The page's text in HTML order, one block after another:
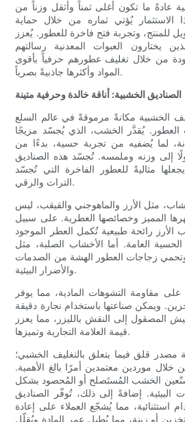
عادةً ما تكون أغلى ثمناً وأثقل وزناً من
الاستثمار يُؤتي ثماره من خلال حماية
وتجربة فتح فاخرة للعطور. يُعزز
يختارون العبوات المعدنية رسالتهم
من خلال تغليف عطورهم حرفياً بأقوى
المواد وأكثرها جاذبيةً بصرياً.
الصناديق الخشبية: أناقة خالدة وحرفية متينة
الخشبية مكانةً مرموقةً في عالم السلع
العطور. يُقدَّر الخشب، الذي يُجسّد مزيجًا
لما يُضفيه من تجربة حسية، بدءًا من
إلى وزنه وملمسه. تُجسّد هذه الصناديق
مثاليةً للعطور الفاخرة التي تُجسّد
التراث والرقي.
مثل الأرز والماهوجني والقيقب، ليس
المميز وخصائصها العطرية. على سبيل
رائحة طبيعية تُكمل العطر الموجود
الحسية العامة. أما الأخشاب الصلبة، مثل
وتحمي زجاجات العطور الهشة من الصدمات
والأضرار البيئية.
على مقاومة التشوهات المادية، مما يوفر
ويمكن صناعتها باستخدام نجارة دقيقة
المصقول إلى النقش بالليزر، مما يعزز
قيمة العلامة التجارية وتميزها.
مصدر قلق فيما يتعلق بالتغليف الخشبي؛
خلال موردين معتمدين أمرًا بالغ الأهمية.
الخشب المُستَصلح أو المُحصود بشكل
البيئية. إضافةً إلى ذلك، تُوفّر الصناديق
استثنائية، مما يُشجّع العملاء على إعادة
أو زينة، مما يُطيل عمر المادة ويُقلّل